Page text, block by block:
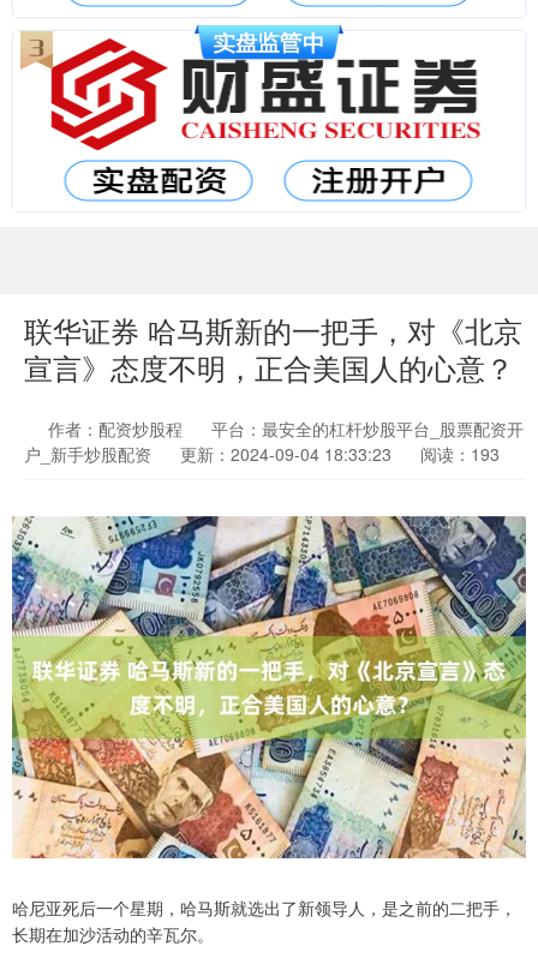
联华证券 哈马斯新的一把手，对《北京
宣言》态度不明，正合美国人的心意？
作者：配资炒股程
平台：最安全的杠杆炒股平台_股票配资开
户_新手炒股配资
更新：2024-09-04 18:33:23 阅读：193
哈尼亚死后一个星期，哈马斯就选出了新领导人，是之前的二把手，
长期在加沙活动的辛瓦尔。